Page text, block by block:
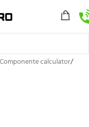
Componente calculator/